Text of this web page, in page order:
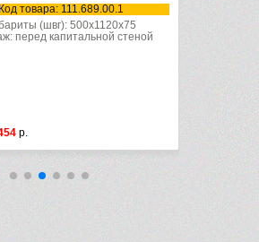
Код товара: 111.689.00.1
(швг): 500x1120x75
перед капитальной стеной
р.